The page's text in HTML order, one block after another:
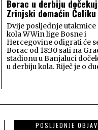
Borac u derbiju
Zrinjski domaćin Čeliku
Dvije posljednje
kola WWin lige Bosne i
Hercegovine odigrati će
Borac od 18:30 sati na
stadionu u Banjaluci
u derbiju kola. Riječ je o
POSLJEDNJE